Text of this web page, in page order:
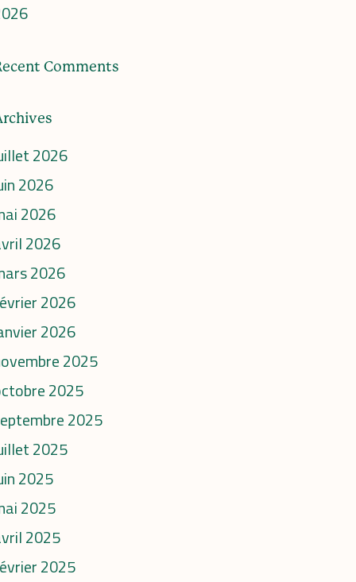
Comments
2026
2026
2026
2026
2026
2026
2026
2025
2025
2025
2025
2025
2025
2025
2025